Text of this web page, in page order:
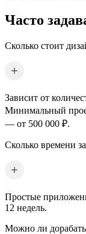
Часто
Сколько стоит
Зависит от
Минимальный
— от 500 000 ₽.
Сколько времени
Простые
12 недель.
Можно ли